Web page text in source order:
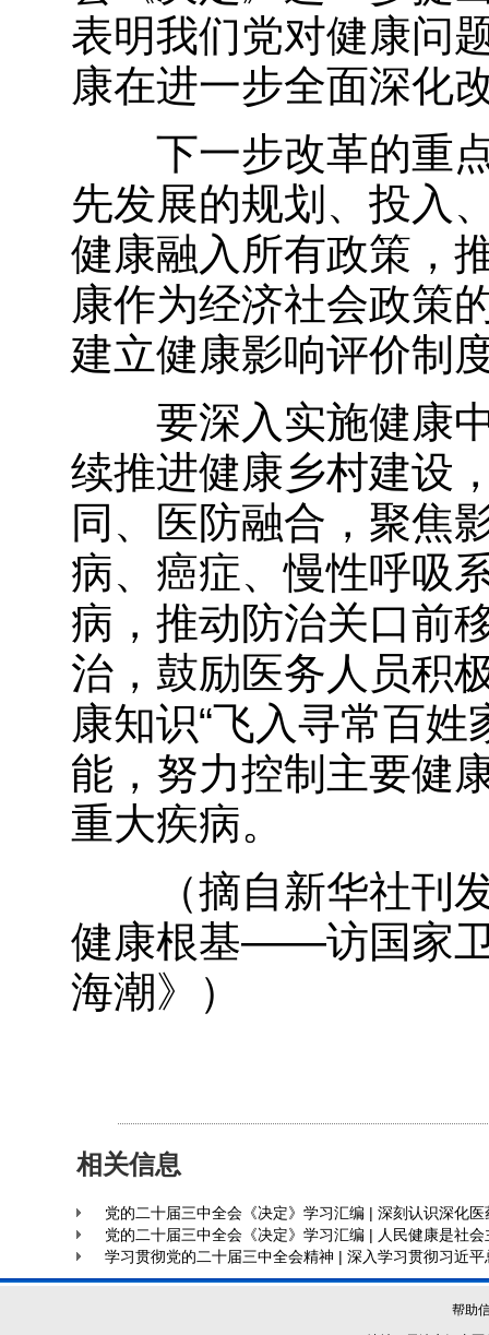
表明我们党对健康问
康在进一步全面深化
下一步改革的重点
先发展的规划、投入
健康融入所有政策，
康作为经济社会政策
建立健康影响评价制
要深入实施健康中
续推进健康乡村建设
同、医防融合，聚焦
病、癌症、慢性呼吸
病，推动防治关口前
治，鼓励医务人员积
康知识“飞入寻常百
能，努力控制主要健
重大疾病。
（摘自新华社刊发
健康根基——访国家
海潮》）
相关信息
党的二十届三中全会《决定》学习汇编 | 深刻认识深化
党的二十届三中全会《决定》学习汇编 | 人民健康是社
学习贯彻党的二十届三中全会精神 | 深入学习贯彻习近
帮助